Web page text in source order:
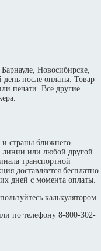
Новосибирске,
после оплаты. Товар
печати. Все другие
и страны ближнего
линии или любой другой
транспортной
доставляется бесплатно.
дней с момента оплаты.
калькулятором.
по телефону 8-800-302-